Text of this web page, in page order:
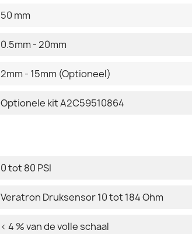
50 mm
0.5mm - 20mm
2mm - 15mm (Optioneel)
Optionele kit A2C59510864
0 tot 80 PSI
Veratron Druksensor 10 tot 184 Ohm
< 4 % van de volle schaal